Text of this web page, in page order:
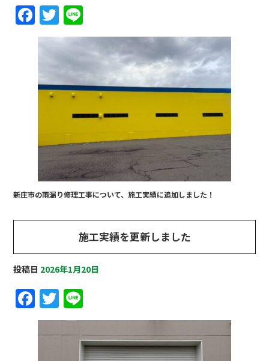
F
a
e
b
k
T
w
it
te
r
n
e
新庄市の雨漏り修理工事について、施工実績に追加しました！
施工実績を更新しました
投稿日 2026年1月20日
F
a
c
T
w
it
n
e